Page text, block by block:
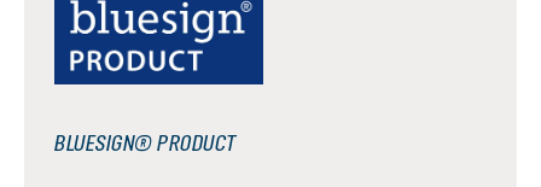
BLUESIGN® PRODUCT